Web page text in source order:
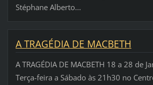
Stéphane Alberto...
A TRAGÉDIA DE MACBETH
A TRAGÉDIA DE MACBETH 18 a 28 de
Terça-feira a Sábado às 21h30 no